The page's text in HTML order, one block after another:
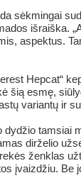
sėkmingai
išraiška.
aspektus.
Hepcat“
šią esmę,
variantų ir
dydžio tamsiai
dirželio
ženklas
įvaizdžiu.